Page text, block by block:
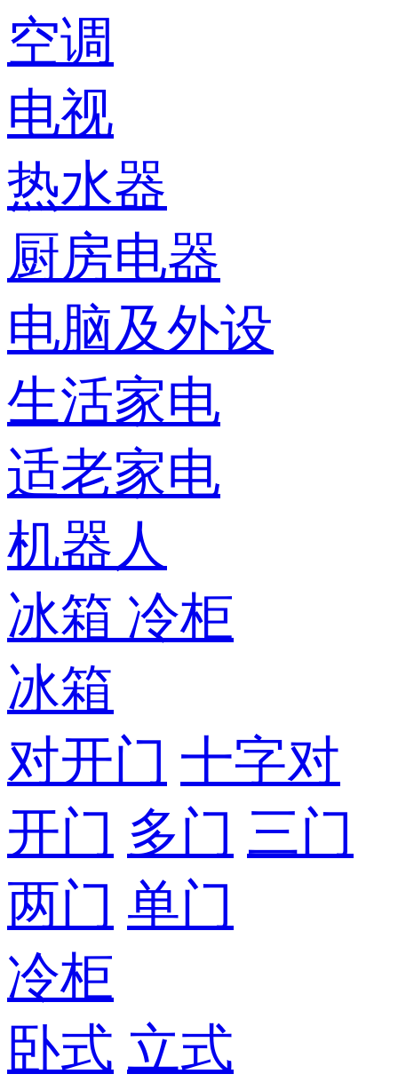
空调
电视
热水器
厨房电器
电脑及外设
生活家电
适老家电
机器人
冰箱 冷柜
冰箱
对开门 十字对
开门 多门 三门
两门 单门
冷柜
卧式 立式